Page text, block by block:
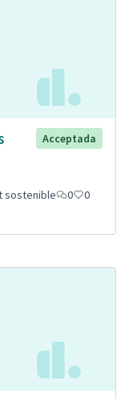
Acceptada
sostenible
0
0